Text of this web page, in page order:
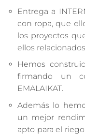
Entrega a
con ropa, que
los proyectos
ellos
Hemos
firmando un
EMALAIKAT.
Además lo
un mejor
apto para el